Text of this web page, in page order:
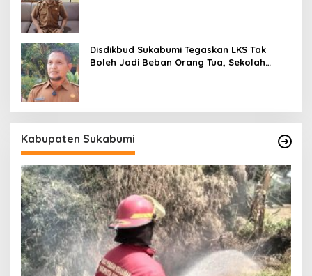
Disdikbud Sukabumi Tegaskan LKS Tak
Boleh Jadi Beban Orang Tua, Sekolah
Kabupaten Sukabumi